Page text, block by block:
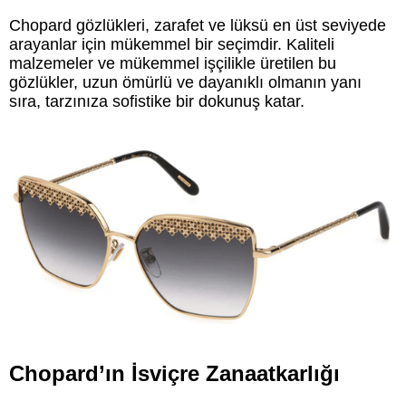
Chopard gözlükleri, zarafet ve lüksü en üst seviyede
arayanlar için mükemmel bir seçimdir. Kaliteli
malzemeler ve mükemmel işçilikle üretilen bu
gözlükler, uzun ömürlü ve dayanıklı olmanın yanı
sıra, tarzınıza sofistike bir dokunuş katar.
Chopard’ın İsviçre Zanaatkarlığı